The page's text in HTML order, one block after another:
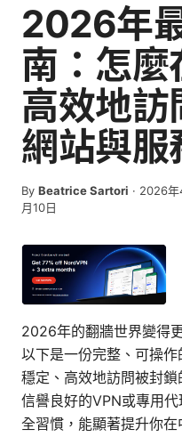
2026年
南：怎麼
高效地訪
網站與服
By Beatrice Sartori · 2026年
月10日
2026年的翻牆世界變得
以下是一份完整、可操作
穩定、高效地訪問被封
信譽良好的VPN或專用
全習慣，能顯著提升你